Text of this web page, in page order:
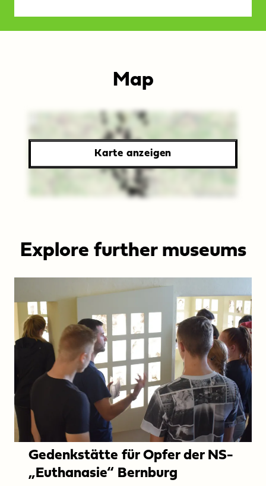
Map
Karte
aller
Museen
im
Sachsen-
Anhalt
Karte anzeigen
Explore further museums
Gedenkstätte für Opfer der NS-
„Euthanasie“ Bernburg